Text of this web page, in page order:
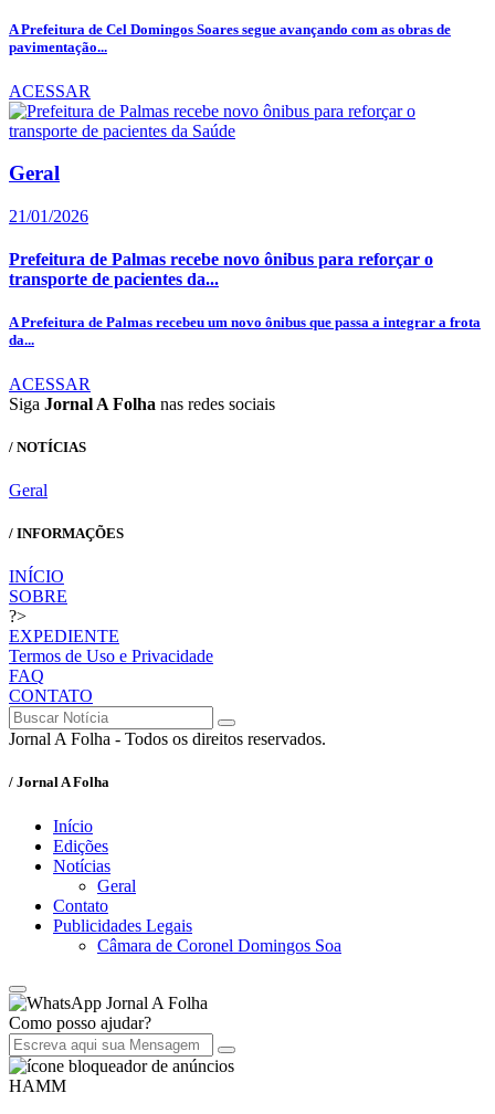
A Prefeitura de Cel Domingos Soares segue avançando com as obras de
pavimentação...
ACESSAR
Geral
21/01/2026
Prefeitura de Palmas recebe novo ônibus para reforçar o
transporte de pacientes da...
A Prefeitura de Palmas recebeu um novo ônibus que passa a integrar a frota
da...
ACESSAR
Siga Jornal A Folha nas redes sociais
/ NOTÍCIAS
Geral
/ INFORMAÇÕES
INÍCIO
SOBRE
?>
EXPEDIENTE
Termos de Uso e Privacidade
FAQ
CONTATO
Jornal A Folha - Todos os direitos reservados.
/ Jornal A Folha
Início
Edições
Notícias
Geral
Contato
Publicidades Legais
Câmara de Coronel Domingos Soa
Jornal A Folha
Como posso ajudar?
HAMM